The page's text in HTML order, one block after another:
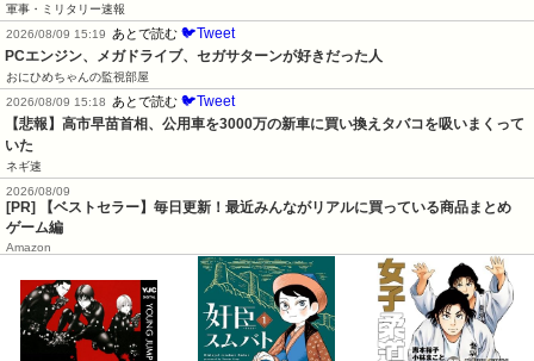
軍事・ミリタリー速報
2026/08/09 15:19
あとで読む 🐦Tweet
PCエンジン、メガドライブ、セガサターンが好きだった人
おにひめちゃんの監視部屋
2026/08/09 15:18
あとで読む 🐦Tweet
【悲報】高市早苗首相、公用車を3000万の新車に買い換えタバコを吸いまくって
いた
ネギ速
2026/08/09
[PR] 【ベストセラー】毎日更新！最近みんながリアルに買っている商品まとめ
ゲーム編
Amazon